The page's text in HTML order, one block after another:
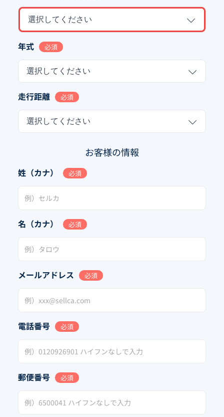
選択してください
年式 必須
選択してください
走行距離 必須
選択してください
お客様の情報
姓（カナ） 必須
名（カナ） 必須
メールアドレス 必須
電話番号 必須
郵便番号 必須